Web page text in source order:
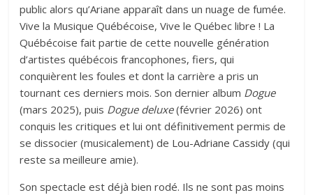
public alors qu’Ariane apparaît dans un nuage de fumée.
Vive la Musique Québécoise, Vive le Québec libre ! La
Québécoise fait partie de cette nouvelle génération
d’artistes québécois francophones, fiers, qui
conquièrent les foules et dont la carrière a pris un
tournant ces derniers mois. Son dernier album Dogue
(mars 2025), puis Dogue deluxe(février 2026) ont
conquis les critiques et lui ont définitivement permis de
se dissocier (musicalement) de Lou-Adriane Cassidy (qui
reste sa meilleure amie).
Son spectacle est déjà bien rodé. Ils ne sont pas moins